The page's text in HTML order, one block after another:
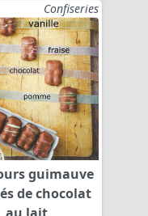
Confiseries
guimauve
de chocolat